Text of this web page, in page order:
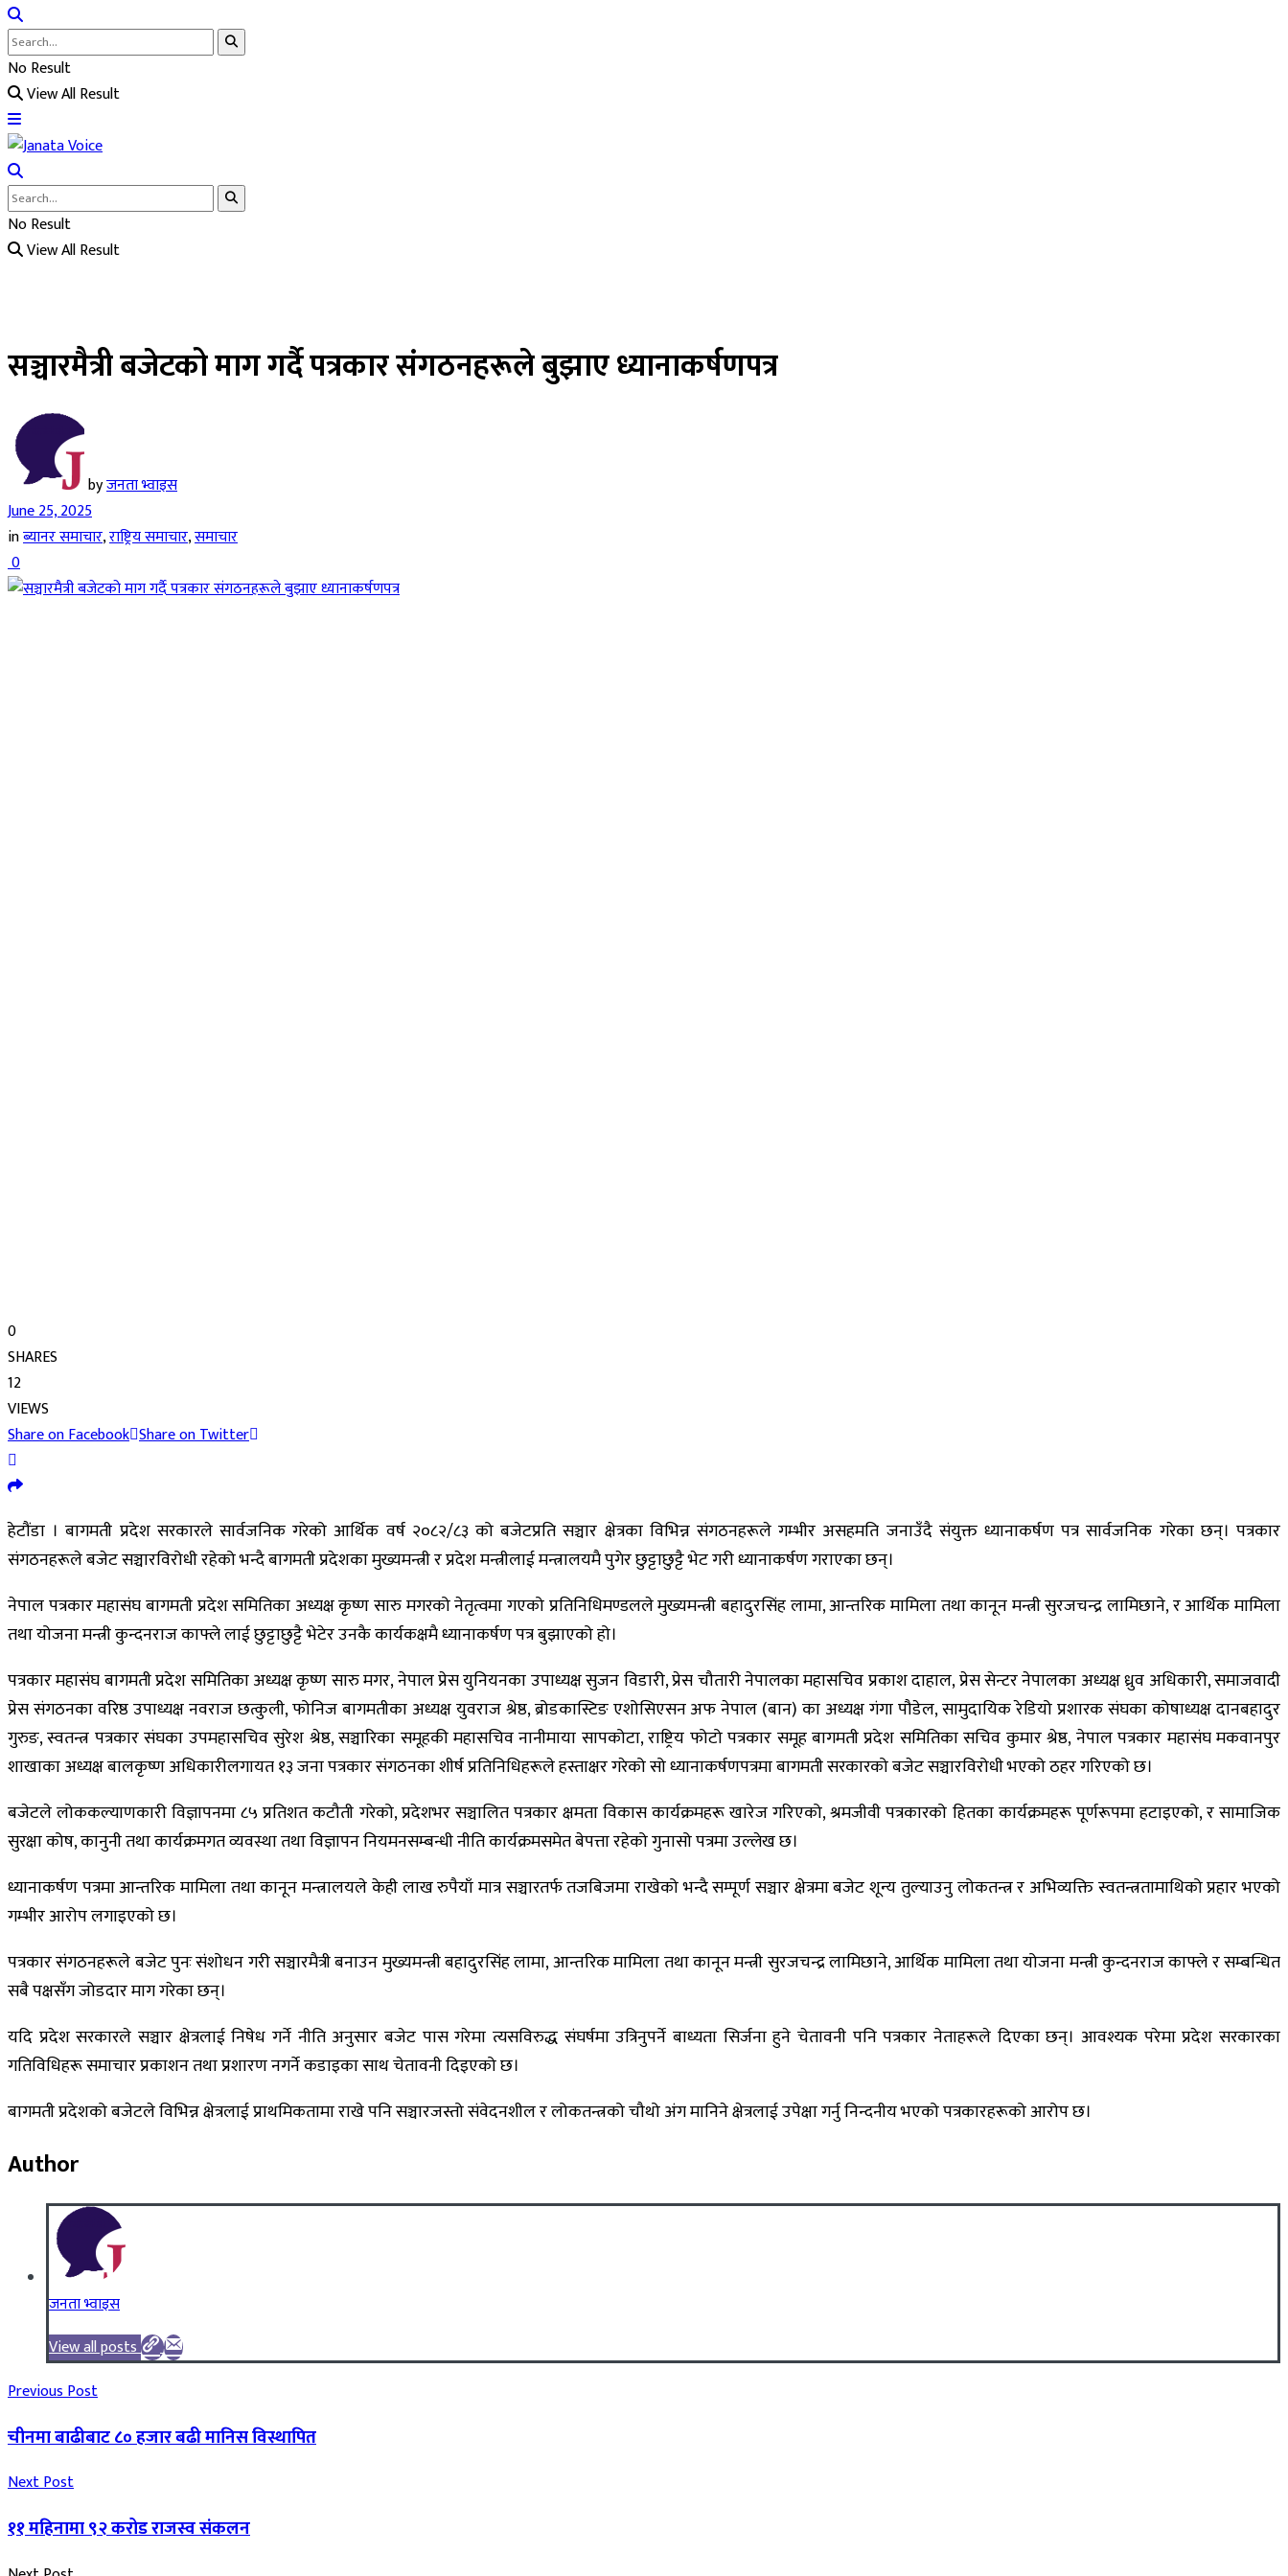
No Result
View All Result
No Result
View All Result
सञ्चारमैत्री बजेटको माग गर्दै पत्रकार संगठनहरूले बुझाए ध्यानाकर्षणपत्र
byजनता भ्वाइस
June 25, 2025
inब्यानर समाचार,राष्ट्रिय समाचार,समाचार
0
0
SHARES
12
VIEWS
Share on Facebook Share on Twitter
हेटौंडा । बागमती प्रदेश सरकारले सार्वजनिक गरेको आर्थिक वर्ष २०८२/८३ को बजेटप्रति सञ्चार क्षेत्रका विभिन्न संगठनहरूले गम्भीर असहमति जनाउँदै संयुक्त ध्यानाकर्षण पत्र सार्वजनिक गरेका छन्। पत्रकार
संगठनहरूले बजेट सञ्चारविरोधी रहेको भन्दै बागमती प्रदेशका मुख्यमन्त्री र प्रदेश मन्त्रीलाई मन्त्रालयमै पुगेर छुट्टाछुट्टै भेट गरी ध्यानाकर्षण गराएका छन्।
नेपाल पत्रकार महासंघ बागमती प्रदेश समितिका अध्यक्ष कृष्ण सारु मगरको नेतृत्वमा गएको प्रतिनिधिमण्डलले मुख्यमन्त्री बहादुरसिंह लामा, आन्तरिक मामिला तथा कानून मन्त्री सुरजचन्द्र लामिछाने, र आर्थिक मामिला
तथा योजना मन्त्री कुन्दनराज काफ्ले लाई छुट्टाछुट्टै भेटेर उनकै कार्यकक्षमै ध्यानाकर्षण पत्र बुझाएको हो।
पत्रकार महासंघ बागमती प्रदेश समितिका अध्यक्ष कृष्ण सारु मगर, नेपाल प्रेस युनियनका उपाध्यक्ष सुजन विडारी, प्रेस चौतारी नेपालका महासचिव प्रकाश दाहाल, प्रेस सेन्टर नेपालका अध्यक्ष ध्रुव अधिकारी, समाजवादी
प्रेस संगठनका वरिष्ठ उपाध्यक्ष नवराज छत्कुली, फोनिज बागमतीका अध्यक्ष युवराज श्रेष्ठ, ब्रोडकास्टिङ एशोसिएसन अफ नेपाल (बान) का अध्यक्ष गंगा पौडेल, सामुदायिक रेडियो प्रशारक संघका कोषाध्यक्ष दानबहादुर
गुरुङ, स्वतन्त्र पत्रकार संघका उपमहासचिव सुरेश श्रेष्ठ, सञ्चारिका समूहकी महासचिव नानीमाया सापकोटा, राष्ट्रिय फोटो पत्रकार समूह बागमती प्रदेश समितिका सचिव कुमार श्रेष्ठ, नेपाल पत्रकार महासंघ मकवानपुर
शाखाका अध्यक्ष बालकृष्ण अधिकारीलगायत १३ जना पत्रकार संगठनका शीर्ष प्रतिनिधिहरूले हस्ताक्षर गरेको सो ध्यानाकर्षणपत्रमा बागमती सरकारको बजेट सञ्चारविरोधी भएको ठहर गरिएको छ।
बजेटले लोककल्याणकारी विज्ञापनमा ८५ प्रतिशत कटौती गरेको, प्रदेशभर सञ्चालित पत्रकार क्षमता विकास कार्यक्रमहरू खारेज गरिएको, श्रमजीवी पत्रकारको हितका कार्यक्रमहरू पूर्णरूपमा हटाइएको, र सामाजिक
सुरक्षा कोष, कानुनी तथा कार्यक्रमगत व्यवस्था तथा विज्ञापन नियमनसम्बन्धी नीति कार्यक्रमसमेत बेपत्ता रहेको गुनासो पत्रमा उल्लेख छ।
ध्यानाकर्षण पत्रमा आन्तरिक मामिला तथा कानून मन्त्रालयले केही लाख रुपैयाँ मात्र सञ्चारतर्फ तजबिजमा राखेको भन्दै सम्पूर्ण सञ्चार क्षेत्रमा बजेट शून्य तुल्याउनु लोकतन्त्र र अभिव्यक्ति स्वतन्त्रतामाथिको प्रहार भएको
गम्भीर आरोप लगाइएको छ।
पत्रकार संगठनहरूले बजेट पुनः संशोधन गरी सञ्चारमैत्री बनाउन मुख्यमन्त्री बहादुरसिंह लामा, आन्तरिक मामिला तथा कानून मन्त्री सुरजचन्द्र लामिछाने, आर्थिक मामिला तथा योजना मन्त्री कुन्दनराज काफ्ले र सम्बन्धित
सबै पक्षसँग जोडदार माग गरेका छन्।
यदि प्रदेश सरकारले सञ्चार क्षेत्रलाई निषेध गर्ने नीति अनुसार बजेट पास गरेमा त्यसविरुद्ध संघर्षमा उत्रिनुपर्ने बाध्यता सिर्जना हुने चेतावनी पनि पत्रकार नेताहरूले दिएका छन्। आवश्यक परेमा प्रदेश सरकारका
गतिविधिहरू समाचार प्रकाशन तथा प्रशारण नगर्ने कडाइका साथ चेतावनी दिइएको छ।
बागमती प्रदेशको बजेटले विभिन्न क्षेत्रलाई प्राथमिकतामा राखे पनि सञ्चारजस्तो संवेदनशील र लोकतन्त्रको चौथो अंग मानिने क्षेत्रलाई उपेक्षा गर्नु निन्दनीय भएको पत्रकारहरूको आरोप छ।
Author
जनता भ्वाइस
View all posts
Previous Post
चीनमा बाढीबाट ८० हजार बढी मानिस विस्थापित
Next Post
११ महिनामा ९२ करोड राजस्व संकलन